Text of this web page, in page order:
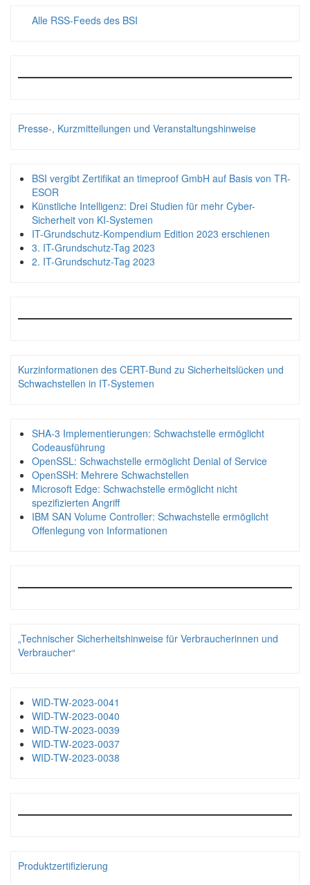
Alle RSS-Feeds des BSI
Presse-, Kurzmitteilungen und Veranstaltungshinweise
BSI vergibt Zertifikat an timeproof GmbH auf Basis von TR-
ESOR
Künstliche Intelligenz: Drei Studien für mehr Cyber-
Sicherheit von KI-Systemen
IT-Grundschutz-Kompendium Edition 2023 erschienen
3. IT-Grundschutz-Tag 2023
2. IT-Grundschutz-Tag 2023
Kurzinformationen des CERT-Bund zu Sicherheitslücken und
Schwachstellen in IT-Systemen
SHA-3 Implementierungen: Schwachstelle ermöglicht
Codeausführung
OpenSSL: Schwachstelle ermöglicht Denial of Service
OpenSSH: Mehrere Schwachstellen
Microsoft Edge: Schwachstelle ermöglicht nicht
spezifizierten Angriff
IBM SAN Volume Controller: Schwachstelle ermöglicht
Offenlegung von Informationen
„Technischer Sicherheitshinweise für Verbraucherinnen und
Verbraucher“
WID-TW-2023-0041
WID-TW-2023-0040
WID-TW-2023-0039
WID-TW-2023-0037
WID-TW-2023-0038
Produktzertifizierung